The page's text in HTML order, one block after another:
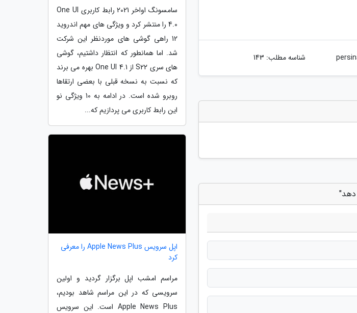
شناسه مطلب: 143
دهد"
سامسونگ اواخر 2021 رابط کاربری One UI
4.0 را منتشر کرد و ویژگی های مهم اندروید
12 راهی گوشی های موردنظر این شرکت
شد. اما همانطور که انتظار داشتیم، گوشی
های سری S22 از One UI 4.1 بهره می برند
که نسبت به نسخه قبلی با بعضی ارتقاها
روبرو شده است. در ادامه به 10 ویژگی نو
این رابط کاربری می پردازیم که...
اپل سرویس Apple News Plus را معرفی
کرد
مراسم امشب اپل برگزار گردید و اولین
سرویسی که در این مراسم شاهد بودیم،
Apple News Plus است. این سرویس